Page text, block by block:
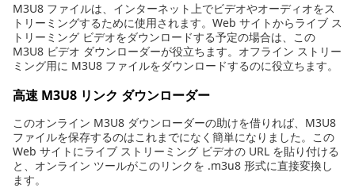
M3U8 ファイルは、インターネット上でビデオやオーディオをス
トリーミングするために使用されます。Web サイトからライブ ス
トリーミング ビデオをダウンロードする予定の場合は、この
M3U8 ビデオ ダウンローダーが役立ちます。オフライン ストリー
ミング用に M3U8 ファイルをダウンロードするのに役立ちます。
高速 M3U8 リンク ダウンローダー
このオンライン M3U8 ダウンローダーの助けを借りれば、M3U8
ファイルを保存するのはこれまでになく簡単になりました。この
Web サイトにライブ ストリーミング ビデオの URL を貼り付ける
と、オンライン ツールがこのリンクを .m3u8 形式に直接変換し
ます。